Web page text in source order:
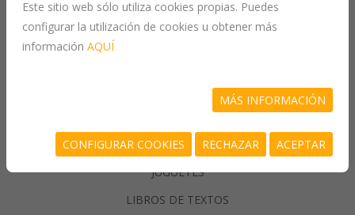
GASTRONOMIA
GENERALIDADES
INFORMATICA
JUEGOS/PASATIEMPOS
JUGUETES
LIBROS DE TEXTOS
Este sitio web sólo utiliza cookies propias. Puedes
configurar la utilización de cookies u obtener más
información AQUÍ
MÁS INFORMACIÓN
CONFIGURAR COOKIES RECHAZAR ACEPTAR